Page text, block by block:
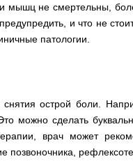
мышц не смертельны,
и что не
патологии.
снятия острой боли.
можно сделать
врач может
позвоночника,